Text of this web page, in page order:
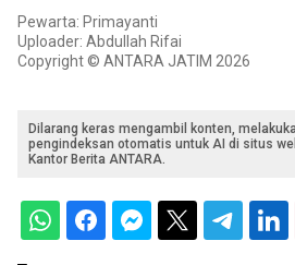
Pewarta: Primayanti
Uploader: Abdullah Rifai
Copyright © ANTARA JATIM 2026
Dilarang keras mengambil konten,
pengindeksan otomatis untuk AI di situs
Kantor Berita ANTARA.